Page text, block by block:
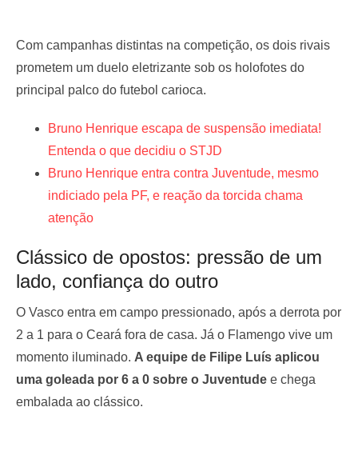
Com campanhas distintas na competição, os dois rivais
prometem um duelo eletrizante sob os holofotes do
principal palco do futebol carioca.
Bruno Henrique escapa de suspensão imediata!
Entenda o que decidiu o STJD
Bruno Henrique entra contra Juventude, mesmo
indiciado pela PF, e reação da torcida chama
atenção
Clássico de opostos: pressão de um
lado, confiança do outro
O Vasco entra em campo pressionado, após a derrota por
2 a 1 para o Ceará fora de casa. Já o Flamengo vive um
momento iluminado. A equipe de Filipe Luís aplicou
uma goleada por 6 a 0 sobre o Juventude e chega
embalada ao clássico.